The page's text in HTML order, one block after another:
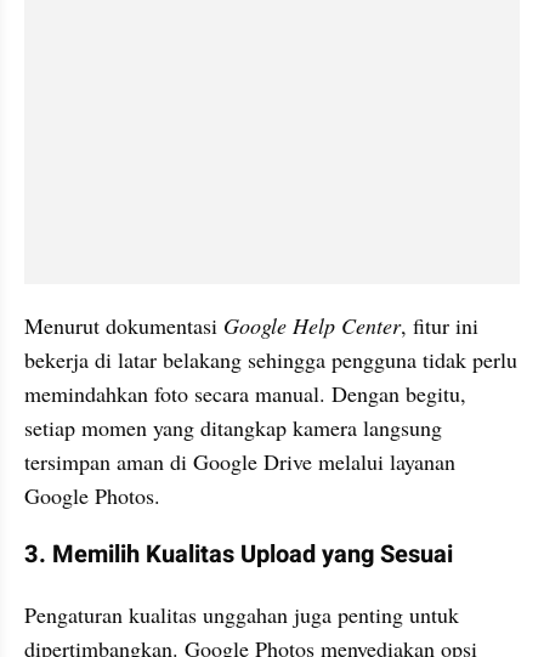
Menurut dokumentasi Google Help Center, fitur ini
bekerja di latar belakang sehingga pengguna tidak perlu
memindahkan foto secara manual. Dengan begitu,
setiap momen yang ditangkap kamera langsung
tersimpan aman di Google Drive melalui layanan
Google Photos.
3. Memilih Kualitas Upload yang Sesuai
Pengaturan kualitas unggahan juga penting untuk
dipertimbangkan. Google Photos menyediakan opsi